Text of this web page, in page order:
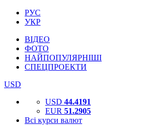
РУС
УКР
ВІДЕО
ФОТО
НАЙПОПУЛЯРНІШІ
СПЕЦПРОЕКТИ
USD
USD 44.4191
EUR 51.2905
Всі курси валют